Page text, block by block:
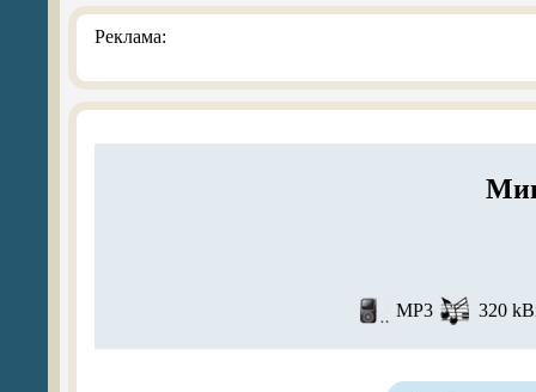
Реклама:
MP3 320